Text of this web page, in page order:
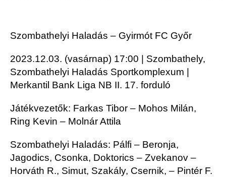
Szombathelyi Haladás – Gyirmót FC Győr
2023.12.03. (vasárnap) 17:00 | Szombathely,
Szombathelyi Haladás Sportkomplexum |
Merkantil Bank Liga NB II. 17. forduló
Játékvezetők: Farkas Tibor – Mohos Milán,
Ring Kevin – Molnár Attila
Szombathelyi Haladás: Pálfi – Beronja,
Jagodics, Csonka, Doktorics – Zvekanov –
Horváth R., Simut, Szakály, Csernik, – Pintér F.